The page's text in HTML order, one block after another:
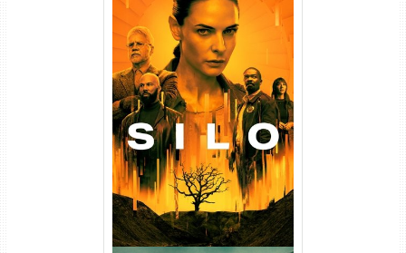
Silo 1ª Temporada Torrent
(2023) WEB-DL
720p/1080p/4K Dual Áudio